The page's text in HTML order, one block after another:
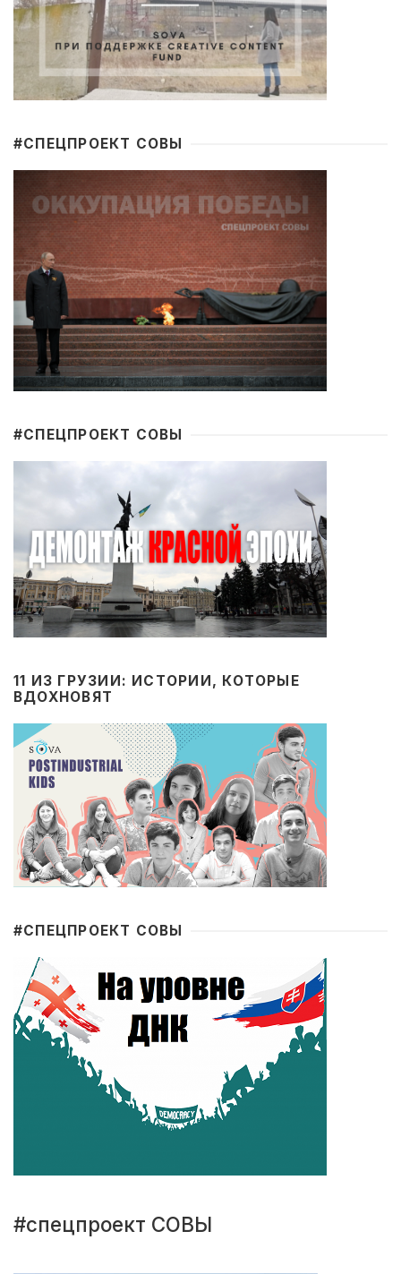
#CПЕЦПРОЕКТ СОВЫ
#CПЕЦПРОЕКТ СОВЫ
11 ИЗ ГРУЗИИ: ИСТОРИИ, КОТОРЫЕ
ВДОХНОВЯТ
#CПЕЦПРОЕКТ СОВЫ
#спецпроект СОВЫ